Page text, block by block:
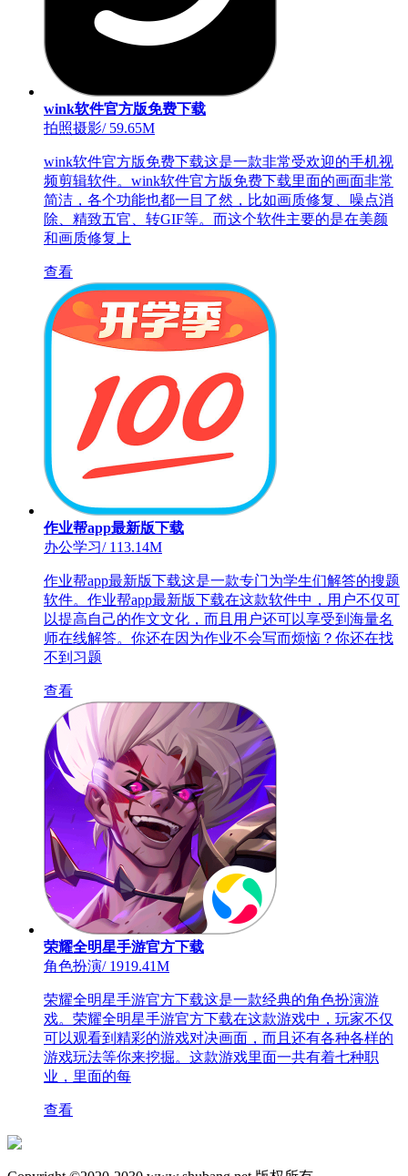
wink软件官方版免费下载
拍照摄影/59.65M
wink软件官方版免费下载这是一款非常受欢迎的手机视
频剪辑软件。wink软件官方版免费下载里面的画面非常
简洁，各个功能也都一目了然，比如画质修复、噪点消
除、精致五官、转GIF等。而这个软件主要的是在美颜
和画质修复上
查看
作业帮app最新版下载
办公学习/113.14M
作业帮app最新版下载这是一款专门为学生们解答的搜题
软件。作业帮app最新版下载在这款软件中，用户不仅可
以提高自己的作文文化，而且用户还可以享受到海量名
师在线解答。你还在因为作业不会写而烦恼？你还在找
不到习题
查看
荣耀全明星手游官方下载
角色扮演/1919.41M
荣耀全明星手游官方下载这是一款经典的角色扮演游
戏。荣耀全明星手游官方下载在这款游戏中，玩家不仅
可以观看到精彩的游戏对决画面，而且还有各种各样的
游戏玩法等你来挖掘。这款游戏里面一共有着七种职
业，里面的每
查看